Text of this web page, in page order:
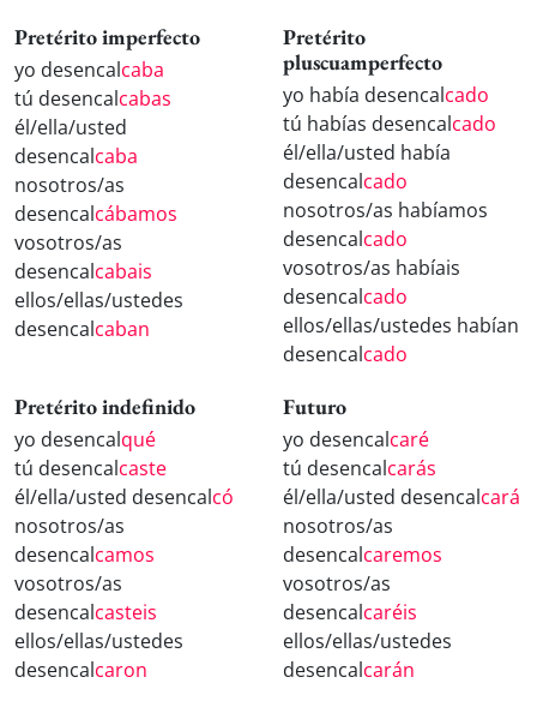
Pretérito imperfecto
yo desencalcaba
tú desencalcabas
él/ella/usted
desencalcaba
nosotros/as
desencalcábamos
vosotros/as
desencalcabais
ellos/ellas/ustedes
desencalcaban
Pretérito
pluscuamperfecto
yo había desencalcado
tú habías desencalcado
él/ella/usted había
desencalcado
nosotros/as habíamos
desencalcado
vosotros/as habíais
desencalcado
ellos/ellas/ustedes habían
desencalcado
Pretérito indefinido
yo desencalqué
tú desencalcaste
él/ella/usted desencalcó
nosotros/as
desencalcamos
vosotros/as
desencalcasteis
ellos/ellas/ustedes
desencalcaron
Futuro
yo desencalcaré
tú desencalcarás
él/ella/usted desencalcará
nosotros/as
desencalcaremos
vosotros/as
desencalcaréis
ellos/ellas/ustedes
desencalcarán